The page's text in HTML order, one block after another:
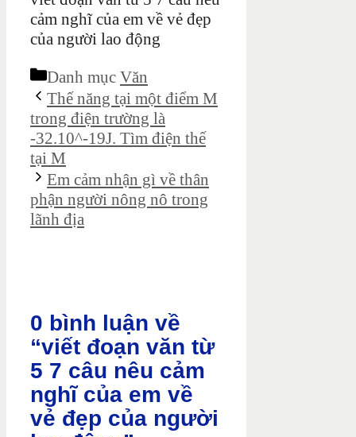
cảm nghĩ của em về vẻ đẹp
của người lao động
Danh mục Văn
Thế năng tại một điểm M
trong điện trường là
-32.10^-19J. Tìm điện thế
tại M
Em cảm nhận gì về thân
phận người nông nô trong
lãnh địa
0 bình luận về
“viết đoạn văn từ
5 7 câu nêu cảm
nghĩ của em về
vẻ đẹp của người